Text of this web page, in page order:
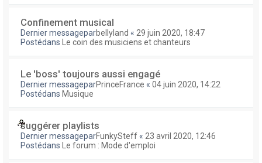
Confinement musical
Dernier messageparbellyland « 29 juin 2020, 18:47
Postédans
Le coin des musiciens et chanteurs
Le 'boss' toujours aussi engagé
Dernier messageparPrinceFrance « 04 juin 2020, 14:22
Postédans Musique
suggérer playlists
Dernier messageparFunkySteff « 23 avril 2020, 12:46
Postédans
Le forum : Mode d'emploi